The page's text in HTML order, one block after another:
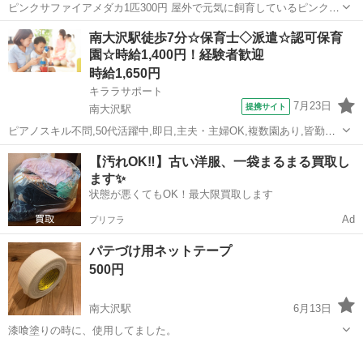
ピンクサファイアメダカ1匹300円 屋外で元気に飼育しているピンクサ
ファイアメ1匹300円でお譲りします。 ✅ 特徴 * 屋外飼育で丈夫に育っ
ています。 📦 お渡し方法 * 受け渡しは対面でお願いいたします。 ...
東京 八王子市 南大沢駅 その他 メダカ
南大沢駅徒歩7分☆保育士◇派遣☆認可保育
園☆時給1,400円！経験者歓迎
時給1,650円
キララサポート
南大沢駅
提携サイト 7月23日
ピアノスキル不問,50代活躍中,即日,主夫・主婦OK,複数園あり,皆勤手
当あり,残業ほぼなし,持ち帰り残業無し,40代活躍中,20代活躍中,社会福
祉法人,ブランクOK,30代活躍中,保育補助,園庭あり 保育業務全般、書
類(...
東京 八王子市 南大沢駅 保育士
【汚れOK‼️】古い洋服、一袋まるまる買取し
ます✨
状態が悪くてもOK！最大限買取します
プリフラ Ad
パテづけ用ネットテープ
500円
南大沢駅
6月13日
漆喰塗りの時に、使用してました。